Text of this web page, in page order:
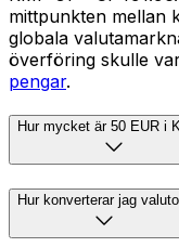
mittpunkten mellan
globala
överföring skulle
pengar.
Hur mycket är 50 EUR i
Hur konverterar jag